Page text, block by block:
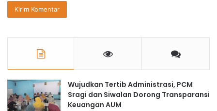
Wujudkan Tertib Administrasi, PCM
Sragi dan Siwalan Dorong Transparansi
Keuangan AUM